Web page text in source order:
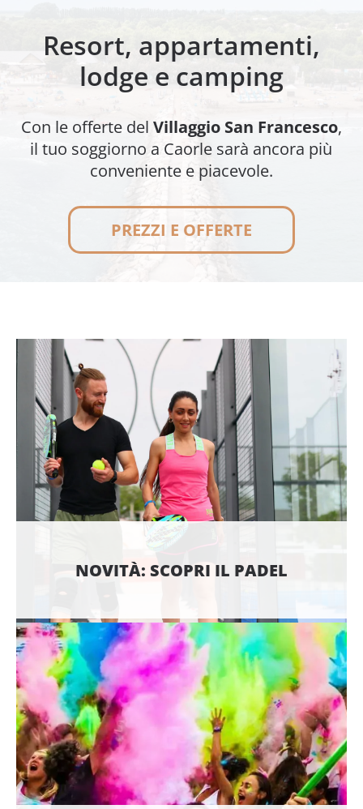
Resort, appartamenti,
lodge e camping
Con le offerte del Villaggio San Francesco,
il tuo soggiorno a Caorle sarà ancora più
conveniente e piacevole.
PREZZI E OFFERTE
NOVITÀ: SCOPRI IL PADEL